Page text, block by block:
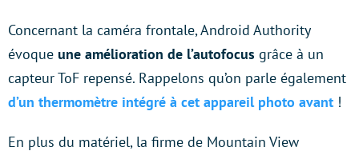
Concernant la caméra frontale, Android Authority
évoque une amélioration de l’autofocus grâce à un
capteur ToF repensé. Rappelons qu’on parle également
d’un thermomètre intégré à cet appareil photo avant !
En plus du matériel, la firme de Mountain View